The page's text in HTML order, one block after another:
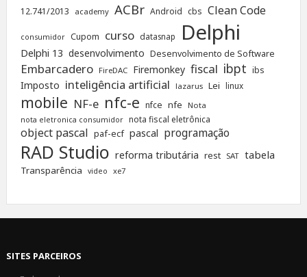
12.741/2013 academy ACBr Android cbs Clean Code
consumidor Cupom curso datasnap Delphi
Delphi 13 desenvolvimento Desenvolvimento de Software
Embarcadero FireDAC Firemonkey fiscal ibpt ibs
Imposto inteligência artificial lazarus Lei linux
mobile NF-e nfc-e nfce nfe Nota
nota eletronica consumidor nota fiscal eletrônica
object pascal paf-ecf pascal programação
RAD Studio reforma tributária rest SAT tabela
Transparência video xe7
SITES PARCEIROS